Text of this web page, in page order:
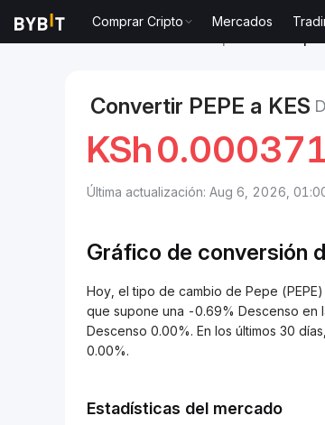
Comprar Cripto Mercados
Convertir PEPE a KES
KSh
Última actualización: Aug 6, 2026,
Gráfico de conversión
Hoy, el tipo de cambio de Pepe
que supone una -0.69% Descenso en
Descenso 0.00%. En los últimos 30
0.00%.
Estadísticas del mercado